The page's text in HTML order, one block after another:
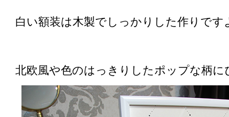
白い額装は木製でしっかりした作りです
北欧風や色のはっきりしたポップな柄